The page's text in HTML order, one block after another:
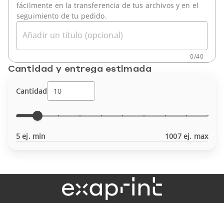
fácilmente en la transferencia de tus archivos y en el
seguimiento de tu pedido.
Añadir un título (opcional)
0/40
Cantidad y entrega estimada
Cantidad
5 ej. min 1007 ej. max